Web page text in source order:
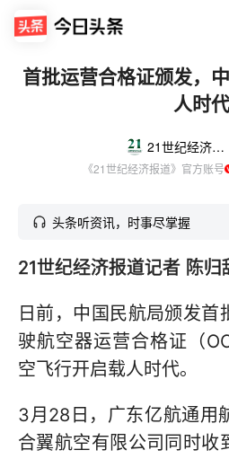
首批运营合格证颁发，
人时代
21世纪经济报道
《21世纪经济报道》官方账号
头条听资讯，时事尽掌握
21世纪经济报道记者 陈归
日前，中国民航局颁发首
驶航空器运营合格证（
空飞行开启载人时代。
3月28日，广东亿航通用
合翼航空有限公司同时收